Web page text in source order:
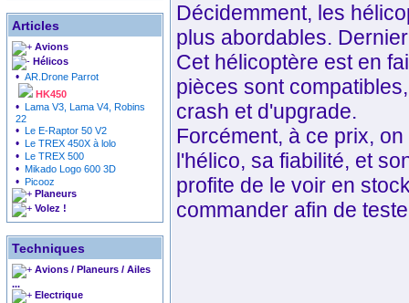
Articles
Avions
Hélicos
• AR.Drone Parrot
HK450
• Lama V3, Lama V4, Robins
22
• Le E-Raptor 50 V2
• Le TREX 450X à lolo
• Le TREX 500
• Mikado Logo 600 3D
• Picooz
Planeurs
Volez !
Techniques
Avions / Planeurs / Ailes
...
Electrique
Décidemment, les
plus abordables.
Cet hélicoptère est en
pièces sont
crash et d'upgrade.
Forcément, à ce prix,
l'hélico, sa fiabilité, et
profite de le voir en
commander afin de